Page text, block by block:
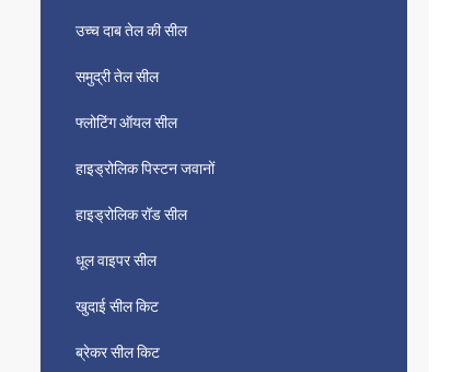
उच्च दाब तेल की सील
समुद्री तेल सील
फ्लोटिंग ऑयल सील
हाइड्रोलिक पिस्टन जवानों
हाइड्रोलिक रॉड सील
धूल वाइपर सील
खुदाई सील किट
ब्रेकर सील किट